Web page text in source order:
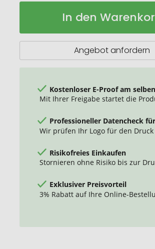
Ice
Auf
In den
Angebot anfordern
Kostenloser E-Proof am
Mit Ihrer Freigabe startet die
Professioneller Datencheck
Wir prüfen Ihr Logo für den Druck
Risikofreies Einkaufen
Stornieren ohne Risiko bis zur
Exklusiver Preisvorteil
3% Rabatt auf Ihre Online-